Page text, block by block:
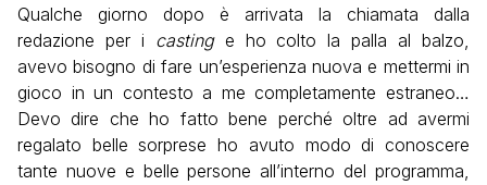
Qualche giorno dopo è arrivata la chiamata dalla
redazione per i castinge ho colto la palla al balzo,
avevo bisogno di fare un’esperienza nuova e mettermi in
gioco in un contesto a me completamente estraneo…
Devo dire che ho fatto bene perché oltre ad avermi
regalato belle sorprese ho avuto modo di conoscere
tante nuove e belle persone all’interno del programma,